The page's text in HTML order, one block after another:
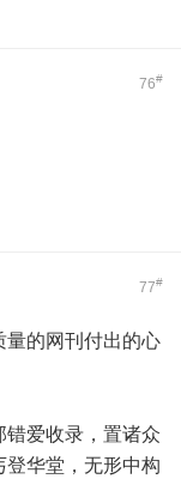
76#
77#
量的网刊付出的心
爱收录，置诸众
登华堂，无形中构